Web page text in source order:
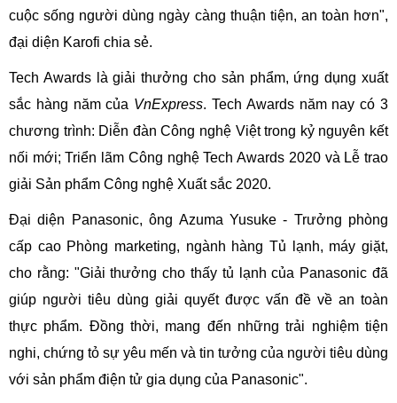
cuộc sống người dùng ngày càng thuận tiện, an toàn hơn",
đại diện Karofi chia sẻ.
Tech Awards là giải thưởng cho sản phẩm, ứng dụng xuất
sắc hàng năm của VnExpress. Tech Awards năm nay có 3
chương trình: Diễn đàn Công nghệ Việt trong kỷ nguyên kết
nối mới; Triển lãm Công nghệ Tech Awards 2020 và Lễ trao
giải Sản phẩm Công nghệ Xuất sắc 2020.
Đại diện Panasonic, ông Azuma Yusuke - Trưởng phòng
cấp cao Phòng marketing, ngành hàng Tủ lạnh, máy giặt,
cho rằng: "Giải thưởng cho thấy tủ lạnh của Panasonic đã
giúp người tiêu dùng giải quyết được vấn đề về an toàn
thực phẩm. Đồng thời, mang đến những trải nghiệm tiện
nghi, chứng tỏ sự yêu mến và tin tưởng của người tiêu dùng
với sản phẩm điện tử gia dụng của Panasonic".